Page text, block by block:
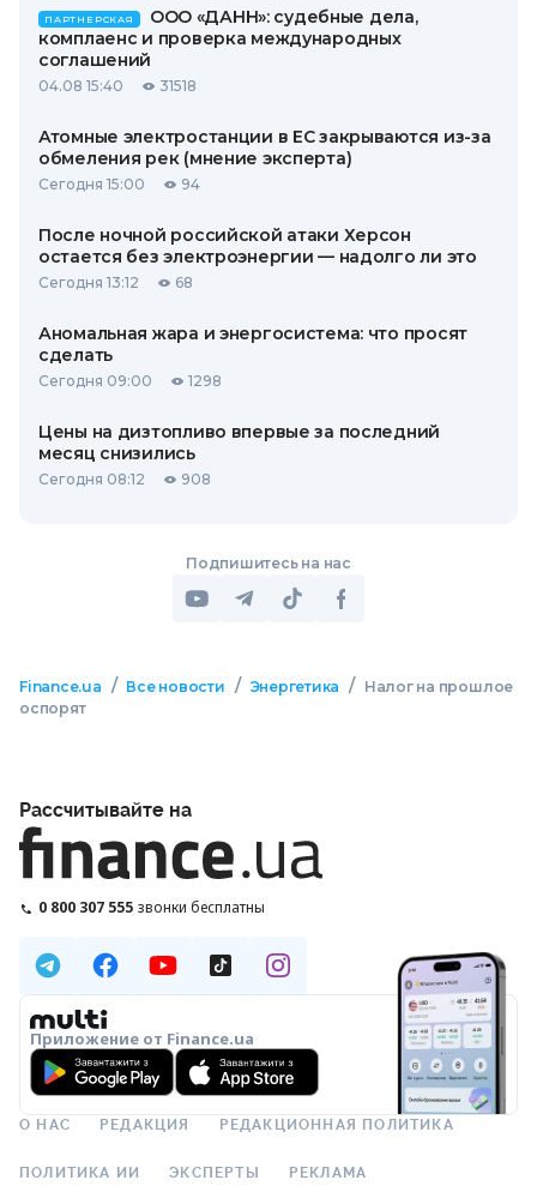
ПАРТНЕРСКАЯ
ООО «ДАНН»: судебные дела,
комплаенс и проверка международных
соглашений
04.08 15:40 31518
Атомные электростанции в ЕС закрываются из-за
обмеления рек (мнение эксперта)
Сегодня 15:00 94
После ночной российской атаки Херсон
остается без электроэнергии — надолго ли это
Сегодня 13:12 68
Аномальная жара и энергосистема: что просят
сделать
Сегодня 09:00 1298
Цены на дизтопливо впервые за последний
месяц снизились
Сегодня 08:12 908
Подпишитесь на нас
Finance.ua / Все новости / Энергетика /
Налог на прошлое
оспорят
Рассчитывайте на
0 800 307 555 звонки бесплатны
Приложение от Finance.ua
О НАС РЕДАКЦИЯ РЕДАКЦИОННАЯ ПОЛИТИКА
ПОЛИТИКА ИИ ЭКСПЕРТЫ РЕКЛАМА